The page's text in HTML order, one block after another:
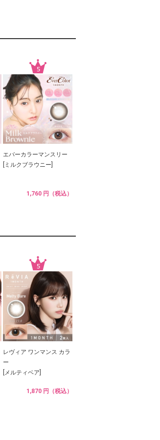
エバーカラーマンスリー
[ミルクブラウニー]
1,760 円（税込）
レヴィア ワンマンス カラ
ー
[メルティベア]
1,870 円（税込）